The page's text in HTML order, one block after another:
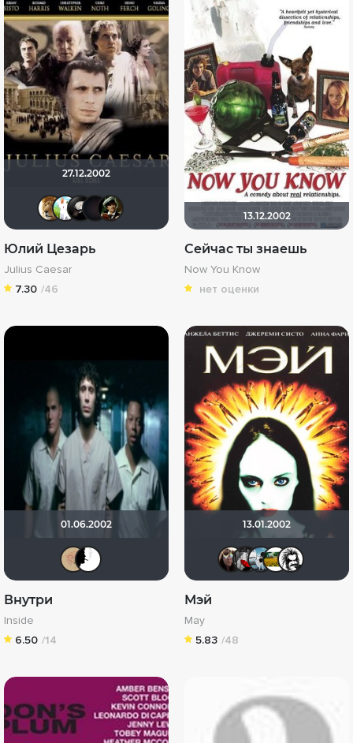
27.12.2002
murik147Davidwebb
CM PUNK7
Смотряга
Юлий Цезарь
Julius Caesar
7.30 /46
13.12.2002
Сейчас ты знаешь
Now You Know
нет оценки
01.06.2002
Внутри
Inside
6.50 /14
13.01.2002
Мэй
May
5.83 /48